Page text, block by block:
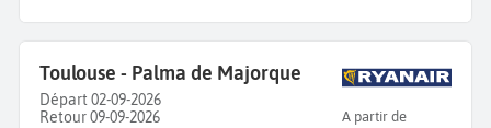
Toulouse - Palma de Majorque
Départ 02-09-2026
Retour 09-09-2026
A partir de